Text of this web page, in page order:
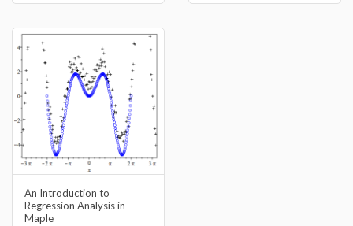
An Introduction to
Regression Analysis in
Maple